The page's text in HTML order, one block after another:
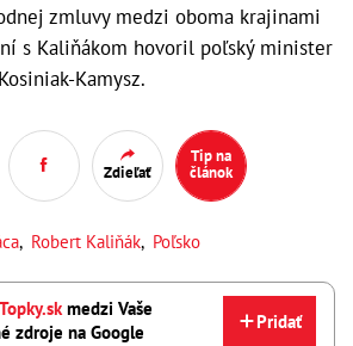
zmluvy medzi oboma krajinami
s Kaliňákom hovoril poľský minister
Kamysz.
Zdieľať
Tip na
článok
, Robert Kaliňák, Poľsko
medzi Vaše
zdroje na Google
Pridať